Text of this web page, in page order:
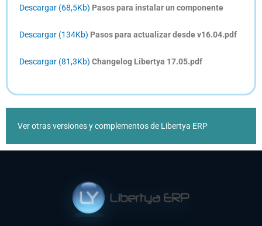
Descargar (68,5Kb) Pasos para instalar un componente
Descargar (134Kb) Pasos para actualizar desde v16.04.pdf
Descargar (81,3Kb) Changelog Libertya 17.05.pdf
Ver otras versiones y complementos de Libertya ERP